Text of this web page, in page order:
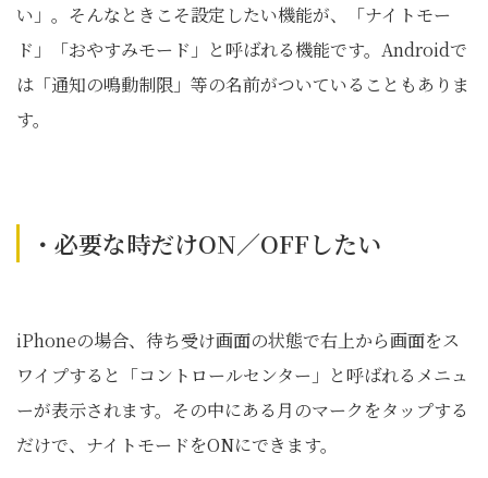
い」。そんなときこそ設定したい機能が、「ナイトモー
ド」「おやすみモード」と呼ばれる機能です。Androidで
は「通知の鳴動制限」等の名前がついていることもありま
す。
・必要な時だけON／OFFしたい
iPhoneの場合、待ち受け画面の状態で右上から画面をス
ワイプすると「コントロールセンター」と呼ばれるメニュ
ーが表示されます。その中にある月のマークをタップする
だけで、ナイトモードをONにできます。